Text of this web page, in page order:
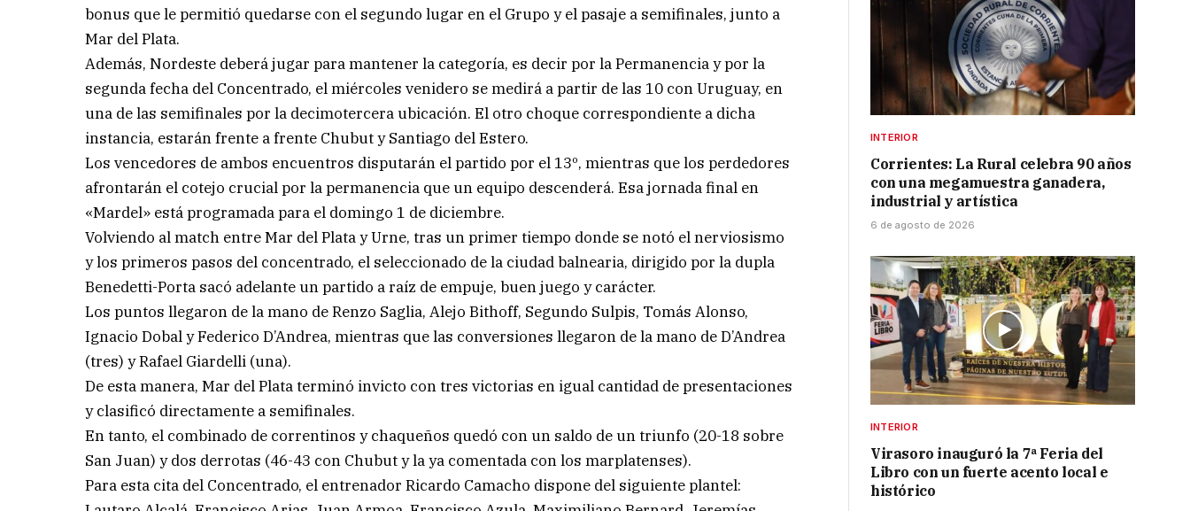
bonus que le permitió quedarse con el segundo lugar en el Grupo y el pasaje a semifinales, junto a
Mar del Plata.
Además, Nordeste deberá jugar para mantener la categoría, es decir por la Permanencia y por la
segunda fecha del Concentrado, el miércoles venidero se medirá a partir de las 10 con Uruguay, en
una de las semifinales por la decimotercera ubicación. El otro choque correspondiente a dicha
instancia, estarán frente a frente Chubut y Santiago del Estero.
Los vencedores de ambos encuentros disputarán el partido por el 13º, mientras que los perdedores
afrontarán el cotejo crucial por la permanencia que un equipo descenderá. Esa jornada final en
«Mardel» está programada para el domingo 1 de diciembre.
Volviendo al match entre Mar del Plata y Urne, tras un primer tiempo donde se notó el nerviosismo
y los primeros pasos del concentrado, el seleccionado de la ciudad balnearia, dirigido por la dupla
Benedetti-Porta sacó adelante un partido a raíz de empuje, buen juego y carácter.
Los puntos llegaron de la mano de Renzo Saglia, Alejo Bithoff, Segundo Sulpis, Tomás Alonso,
Ignacio Dobal y Federico D’Andrea, mientras que las conversiones llegaron de la mano de D’Andrea
(tres) y Rafael Giardelli (una).
De esta manera, Mar del Plata terminó invicto con tres victorias en igual cantidad de presentaciones
y clasificó directamente a semifinales.
En tanto, el combinado de correntinos y chaqueños quedó con un saldo de un triunfo (20-18 sobre
San Juan) y dos derrotas (46-43 con Chubut y la ya comentada con los marplatenses).
Para esta cita del Concentrado, el entrenador Ricardo Camacho dispone del siguiente plantel:
INTERIOR
Corrientes: La Rural celebra 90 años
con una megamuestra ganadera,
industrial y artística
6 de agosto de 2026
INTERIOR
Virasoro inauguró la 7ª Feria del
Libro con un fuerte acento local e
histórico